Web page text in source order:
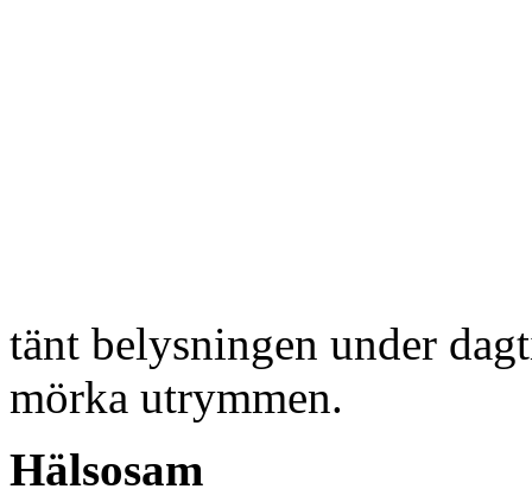
tänt belysningen under
mörka utrymmen.
Hälsosam